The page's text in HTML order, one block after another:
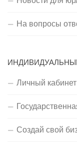
На вопросы
Личный
Создай свой